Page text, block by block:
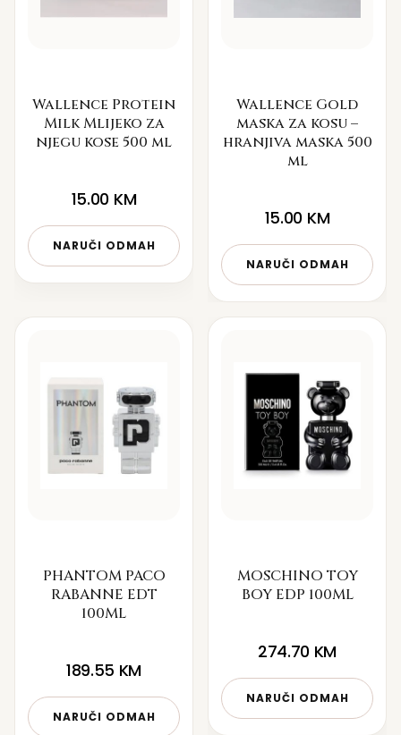
Wallence Protein
Milk Mlijeko za
njegu kose 500 ml
15.00 KM
NARUČI ODMAH
Wallence Gold
maska za kosu –
hranjiva maska 500
ml
15.00 KM
NARUČI ODMAH
PHANTOM PACO
RABANNE EDT
100ML
189.55 KM
NARUČI ODMAH
MOSCHINO TOY
BOY EDP 100ML
274.70 KM
NARUČI ODMAH